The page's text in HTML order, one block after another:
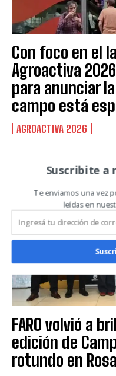
Suscribite al
QUIERO
Leí y acepto laPolítica
Con foco en el
Agroactiva
para anunciar
campo está
AGROACTIVA 2026
FARO volvió a
edición de
rotundo en
Suscribite
Te enviamos una vez
leídas en